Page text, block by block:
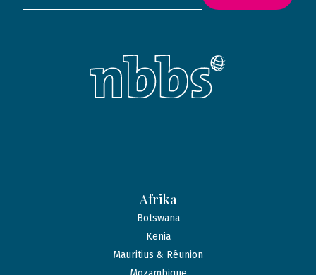
Afrika
Botswana
Kenia
Mauritius & Réunion